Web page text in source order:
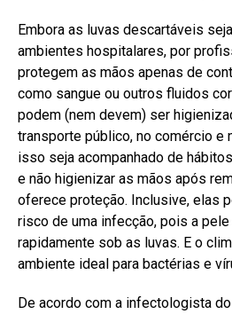
Embora as luvas descartáveis
ambientes hospitalares, por
protegem as mãos apenas de
como sangue ou outros fluidos
podem (nem devem) ser
transporte público, no comércio e
isso seja acompanhado de
e não higienizar as mãos após
oferece proteção. Inclusive, elas
risco de uma infecção, pois a
rapidamente sob as luvas. E o
ambiente ideal para bactérias e
De acordo com a infectologista